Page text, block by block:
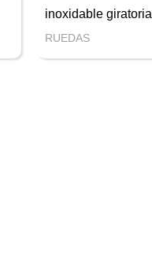
inoxidable giratoria
RUEDAS